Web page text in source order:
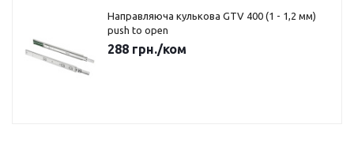
Направляюча кулькова GTV 400 (1 - 1,2 мм)
push to open
288 грн./ком